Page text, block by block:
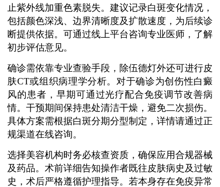
止紫外线加重色素脱失。建议记录白斑变化情况，
包括颜色深浅、边界清晰度及扩散速度，为后续诊
断提供依据。可通过线上平台咨询专业医师，了解
初步评估意见。
确诊需依靠专业查验手段，除伍德灯外还可进行皮
肤CT或组织病理学分析。对于确诊为创伤性白癜
风的患者，早期可通过光疗配合免疫调节改善病
情。干预期间保持患处清洁干燥，避免二次损伤。
具体方案需根据白斑分期分型制定，详情请通过正
规渠道在线咨询。
选择美容机构时务必核查资质，确保应用合规器械
及药品。术前详细告知操作者既往皮肤病史及过敏
史，术后严格遵循护理指导。若本身存在免疫异常